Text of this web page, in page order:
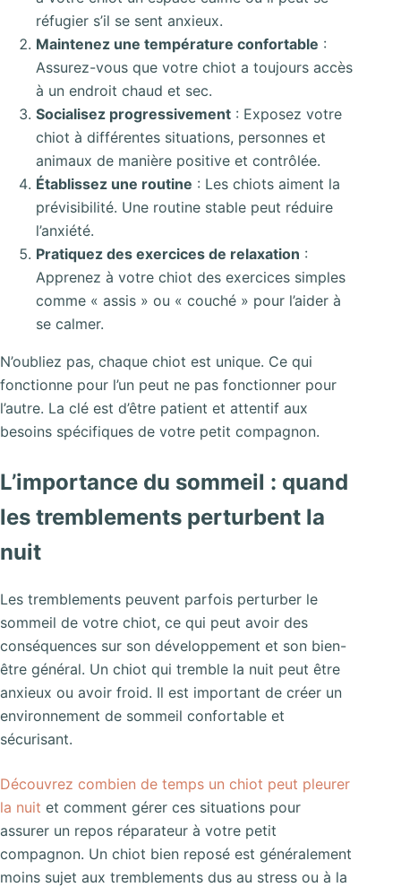
réfugier s’il se sent anxieux.
Maintenez une température confortable :
Assurez-vous que votre chiot a toujours accès
à un endroit chaud et sec.
Socialisez progressivement : Exposez votre
chiot à différentes situations, personnes et
animaux de manière positive et contrôlée.
Établissez une routine : Les chiots aiment la
prévisibilité. Une routine stable peut réduire
l’anxiété.
Pratiquez des exercices de relaxation :
Apprenez à votre chiot des exercices simples
comme « assis » ou « couché » pour l’aider à
se calmer.
N’oubliez pas, chaque chiot est unique. Ce qui
fonctionne pour l’un peut ne pas fonctionner pour
l’autre. La clé est d’être patient et attentif aux
besoins spécifiques de votre petit compagnon.
L’importance du sommeil : quand
les tremblements perturbent la
nuit
Les tremblements peuvent parfois perturber le
sommeil de votre chiot, ce qui peut avoir des
conséquences sur son développement et son bien-
être général. Un chiot qui tremble la nuit peut être
anxieux ou avoir froid. Il est important de créer un
environnement de sommeil confortable et
sécurisant.
Découvrez combien de temps un chiot peut pleurer
la nuit et comment gérer ces situations pour
assurer un repos réparateur à votre petit
compagnon. Un chiot bien reposé est généralement
moins sujet aux tremblements dus au stress ou à la